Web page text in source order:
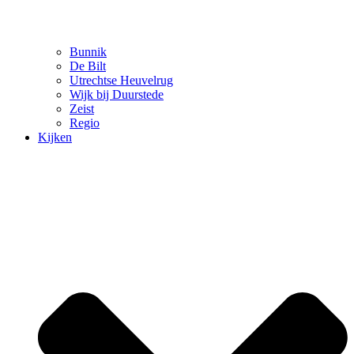
Bunnik
De Bilt
Utrechtse Heuvelrug
Wijk bij Duurstede
Zeist
Regio
Kijken